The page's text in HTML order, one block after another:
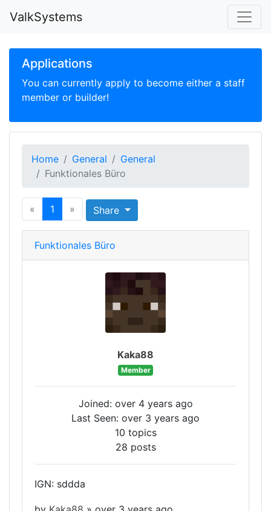
ValkSystems
Applications
You can currently apply to become either a staff
member or builder!
Home General
General
Funktionales Büro
« 1 » Share
Funktionales Büro
Kaka88
Member
Joined: over 4 years ago
Last Seen: over 3 years ago
10 topics
28 posts
IGN: sddda